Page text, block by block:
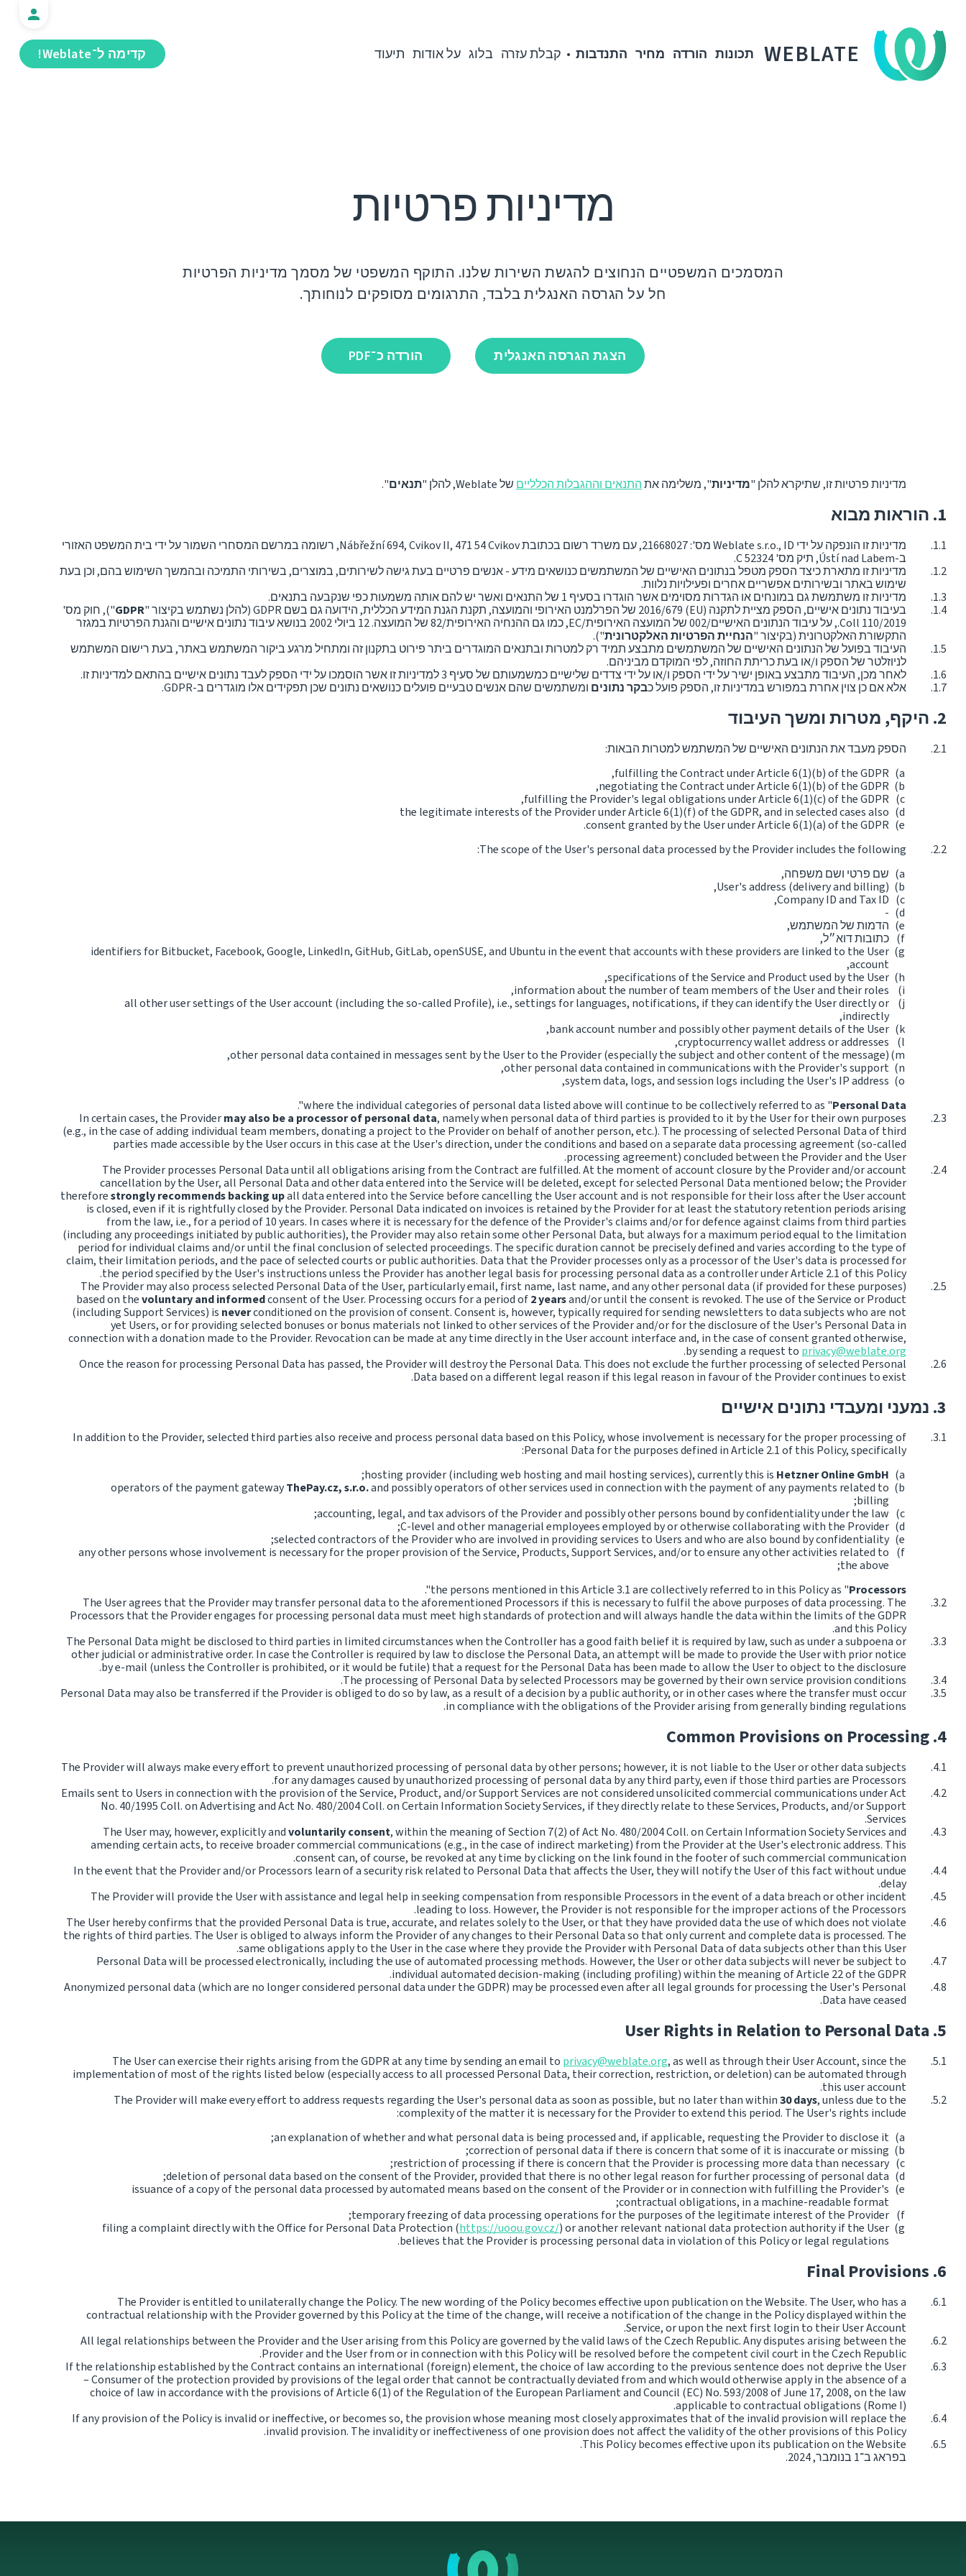
WEBLATE קדימה ל־Weblate! תכונות הורדה מחיר התנדבות קבלת עזרה בלוג על אודות תיעוד
מדיניות פרטיות
המסמכים המשפטיים הנחוצים להגשת השירות שלנו. התוקף המשפטי של מסמך מדיניות הפרטיות
חל על הגרסה האנגלית בלבד, התרגומים מסופקים לנוחותך.
הצגת הגרסה האנגלית הורדה כ־PDF
מדיניות פרטיות זו, שתיקרא להלן "מדיניות", משלימה אתהתנאים וההגבלות הכלליים של Weblate, להלן " תנאים".
הוראות מבוא
מדיניות זו הונפקה על ידי Weblate s.r.o., ID מס': 21668027, עם משרד רשום בכתובת Nábřežní 694, Cvikov II, 471 54 Cvikov, רשומה במרשם המסחרי השמור על ידי בית המשפט האזורי
ב-Ústí nad Labem, תיק מס' C 52324.
מדיניות זו מתארת כיצד הספק מטפל בנתונים האישיים של המשתמשים כנושאים מידע - אנשים פרטיים בעת גישה לשירותים, במוצרים, בשירותי התמיכה ובהמשך השימוש בהם, וכן בעת
שימוש באתר ובשירותים אפשריים אחרים ופעילויות נלוות.
מדיניות זו משתמשת גם במונחים או הגדרות מסוימים אשר הוגדרו בסעיף 1 של התנאים ואשר יש להם אותה משמעות כפי שנקבעה בתנאים.
בעיבוד נתונים אישיים, הספק מציית לתקנה (EU) 2016/679 של הפרלמנט האירופי והמועצה, תקנת הגנת המידע הכללית, הידועה גם בשם GDPR (להלן נשתמש בקיצור "
GDPR"), חוק מס'
110/2019 Coll., על עיבוד הנתונים האישיים/002 של המועצה האירופית/EC, כמו גם ההנחיה האירופית/82 של המועצה. 12 ביולי 2002 בנושא עיבוד נתונים אישיים והגנת הפרטיות במגזר
התקשורת האלקטרונית (בקיצור "הנחיית הפרטיות האלקטרונית").
העיבוד בפועל של הנתונים האישיים של המשתמשים מתבצע תמיד רק למטרות ובתנאים המוגדרים ביתר פירוט בתקנון זה ומתחיל מרגע ביקור המשתמש באתר, בעת רישום המשתמש
לניוזלטר של הספק ו/או בעת כריתת החוזה, לפי המוקדם מביניהם.
לאחר מכן, העיבוד מתבצע באופן ישיר על ידי הספק ו/או על ידי צדדים שלישיים כמשמעותם של סעיף 3 למדיניות זו אשר הוסמכו על ידי הספק לעבד נתונים אישיים בהתאם למדיניות זו.
אלא אם כן צוין אחרת במפורש במדיניות זו, הספק פועל כבקר נתונים ומשתמשים שהם אנשים טבעיים פועלים כנושאים נתונים שכן תפקידים אלו מוגדרים ב-GDPR.
היקף, מטרות ומשך העיבוד
הספק מעבד את הנתונים האישיים של המשתמש למטרות הבאות:
fulfilling the Contract under Article 6(1)(b) of the GDPR,
negotiating the Contract under Article 6(1)(b) of the GDPR,
fulfilling the Provider's legal obligations under Article 6(1)(c) of the GDPR,
the legitimate interests of the Provider under Article 6(1)(f) of the GDPR, and in selected cases also
consent granted by the User under Article 6(1)(a) of the GDPR.
The scope of the User's personal data processed by the Provider includes the following:
שם פרטי ושם משפחה,
User's address (delivery and billing),
Company ID and Tax ID,
‐
הדמות של המשתמש,
כתובות דוא״ל,
identifiers for Bitbucket, Facebook, Google, LinkedIn, GitHub, GitLab, openSUSE, and Ubuntu in the event that accounts with these providers are linked to the User
account,
specifications of the Service and Product used by the User,
information about the number of team members of the User and their roles,
all other user settings of the User account (including the so-called Profile), i.e., settings for languages, notifications, if they can identify the User directly or
indirectly,
bank account number and possibly other payment details of the User,
cryptocurrency wallet address or addresses,
other personal data contained in messages sent by the User to the Provider (especially the subject and other content of the message),
other personal data contained in communications with the Provider's support,
system data, logs, and session logs including the User's IP address,
where the individual categories of personal data listed above will continue to be collectively referred to as "Personal Data
".
In certain cases, the Providermay also be a processor of personal data, namely when personal data of third parties is provided to it by the User for their own purposes
(e.g., in the case of adding individual team members, donating a project to the Provider on behalf of another person, etc.). The processing of selected Personal Data of third
parties made accessible by the User occurs in this case at the User's direction, under the conditions and based on a separate data processing agreement (so-called
processing agreement) concluded between the Provider and the User.
The Provider processes Personal Data until all obligations arising from the Contract are fulfilled. At the moment of account closure by the Provider and/or account
cancellation by the User, all Personal Data and other data entered into the Service will be deleted, except for selected Personal Data mentioned below; the Provider
thereforestrongly recommends backing upall data entered into the Service before cancelling the User account and is not responsible for their loss after the User account
is closed, even if it is rightfully closed by the Provider. Personal Data indicated on invoices is retained by the Provider for at least the statutory retention periods arising
from the law, i.e., for a period of 10 years. In cases where it is necessary for the defence of the Provider's claims and/or for defence against claims from third parties
(including any proceedings initiated by public authorities), the Provider may also retain some other Personal Data, but always for a maximum period equal to the limitation
period for individual claims and/or until the final conclusion of selected proceedings. The specific duration cannot be precisely defined and varies according to the type of
claim, their limitation periods, and the pace of selected courts or public authorities. Data that the Provider processes only as a processor of the User's data is processed for
the period specified by the User's instructions unless the Provider has another legal basis for processing personal data as a controller under Article 2.1 of this Policy.
The Provider may also process selected Personal Data of the User, particularly email, first name, last name, and any other personal data (if provided for these purposes)
based on thevoluntary and informedconsent of the User. Processing occurs for a period of2 yearsand/or until the consent is revoked. The use of the Service or Product
(including Support Services) is neverconditioned on the provision of consent. Consent is, however, typically required for sending newsletters to data subjects who are not
yet Users, or for providing selected bonuses or bonus materials not linked to other services of the Provider and/or for the disclosure of the User's Personal Data in
connection with a donation made to the Provider. Revocation can be made at any time directly in the User account interface and, in the case of consent granted otherwise,
by sending a request to privacy@weblate.org
.
Once the reason for processing Personal Data has passed, the Provider will destroy the Personal Data. This does not exclude the further processing of selected Personal
Data based on a different legal reason if this legal reason in favour of the Provider continues to exist.
נמעני ומעבדי נתונים אישיים
In addition to the Provider, selected third parties also receive and process personal data based on this Policy, whose involvement is necessary for the proper processing of
Personal Data for the purposes defined in Article 2.1 of this Policy, specifically:
hosting provider (including web hosting and mail hosting services), currently this is Hetzner Online GmbH
;
operators of the payment gatewayThePay.cz, s.r.o.and possibly operators of other services used in connection with the payment of any payments related to
billing;
accounting, legal, and tax advisors of the Provider and possibly other persons bound by confidentiality under the law;
C-level and other managerial employees employed by or otherwise collaborating with the Provider;
selected contractors of the Provider who are involved in providing services to Users and who are also bound by confidentiality;
any other persons whose involvement is necessary for the proper provision of the Service, Products, Support Services, and/or to ensure any other activities related to
the above;
the persons mentioned in this Article 3.1 are collectively referred to in this Policy as "Processors
".
The User agrees that the Provider may transfer personal data to the aforementioned Processors if this is necessary to fulfil the above purposes of data processing. The
Processors that the Provider engages for processing personal data must meet high standards of protection and will always handle the data within the limits of the GDPR
and this Policy.
The Personal Data might be disclosed to third parties in limited circumstances when the Controller has a good faith belief it is required by law, such as under a subpoena or
other judicial or administrative order. In case the Controller is required by law to disclose the Personal Data, an attempt will be made to provide the User with prior notice
by e-mail (unless the Controller is prohibited, or it would be futile) that a request for the Personal Data has been made to allow the User to object to the disclosure.
The processing of Personal Data by selected Processors may be governed by their own service provision conditions.
Personal Data may also be transferred if the Provider is obliged to do so by law, as a result of a decision by a public authority, or in other cases where the transfer must occur
in compliance with the obligations of the Provider arising from generally binding regulations.
Common Provisions on Processing
The Provider will always make every effort to prevent unauthorized processing of personal data by other persons; however, it is not liable to the User or other data subjects
for any damages caused by unauthorized processing of personal data by any third party, even if those third parties are Processors.
Emails sent to Users in connection with the provision of the Service, Product, and/or Support Services are not considered unsolicited commercial communications under Act
No. 40/1995 Coll. on Advertising and Act No. 480/2004 Coll. on Certain Information Society Services, if they directly relate to these Services, Products, and/or Support
Services.
The User may, however, explicitly andvoluntarily consent, within the meaning of Section 7(2) of Act No. 480/2004 Coll. on Certain Information Society Services and
amending certain acts, to receive broader commercial communications (e.g., in the case of indirect marketing) from the Provider at the User's electronic address. This
consent can, of course, be revoked at any time by clicking on the link found in the footer of such commercial communication.
In the event that the Provider and/or Processors learn of a security risk related to Personal Data that affects the User, they will notify the User of this fact without undue
delay.
The Provider will provide the User with assistance and legal help in seeking compensation from responsible Processors in the event of a data breach or other incident
leading to loss. However, the Provider is not responsible for the improper actions of the Processors.
The User hereby confirms that the provided Personal Data is true, accurate, and relates solely to the User, or that they have provided data the use of which does not violate
the rights of third parties. The User is obliged to always inform the Provider of any changes to their Personal Data so that only current and complete data is processed. The
same obligations apply to the User in the case where they provide the Provider with Personal Data of data subjects other than this User.
Personal Data will be processed electronically, including the use of automated processing methods. However, the User or other data subjects will never be subject to
individual automated decision-making (including profiling) within the meaning of Article 22 of the GDPR.
Anonymized personal data (which are no longer considered personal data under the GDPR) may be processed even after all legal grounds for processing the User's Personal
Data have ceased.
User Rights in Relation to Personal Data
The User can exercise their rights arising from the GDPR at any time by sending an email to privacy@weblate.org, as well as through their User Account, since the
implementation of most of the rights listed below (especially access to all processed Personal Data, their correction, restriction, or deletion) can be automated through
this user account.
The Provider will make every effort to address requests regarding the User's personal data as soon as possible, but no later than within30 days, unless due to the
complexity of the matter it is necessary for the Provider to extend this period. The User's rights include:
an explanation of whether and what personal data is being processed and, if applicable, requesting the Provider to disclose it;
correction of personal data if there is concern that some of it is inaccurate or missing;
restriction of processing if there is concern that the Provider is processing more data than necessary;
deletion of personal data based on the consent of the Provider, provided that there is no other legal reason for further processing of personal data;
issuance of a copy of the personal data processed by automated means based on the consent of the Provider or in connection with fulfilling the Provider's
contractual obligations, in a machine-readable format;
temporary freezing of data processing operations for the purposes of the legitimate interest of the Provider;
filing a complaint directly with the Office for Personal Data Protection (https://uoou.gov.cz/) or another relevant national data protection authority if the User
believes that the Provider is processing personal data in violation of this Policy or legal regulations.
Final Provisions
The Provider is entitled to unilaterally change the Policy. The new wording of the Policy becomes effective upon publication on the Website. The User, who has a
contractual relationship with the Provider governed by this Policy at the time of the change, will receive a notification of the change in the Policy displayed within the
Service, or upon the next first login to their User Account.
All legal relationships between the Provider and the User arising from this Policy are governed by the valid laws of the Czech Republic. Any disputes arising between the
Provider and the User from or in connection with this Policy will be resolved before the competent civil court in the Czech Republic.
If the relationship established by the Contract contains an international (foreign) element, the choice of law according to the previous sentence does not deprive the User
– Consumer of the protection provided by provisions of the legal order that cannot be contractually deviated from and which would otherwise apply in the absence of a
choice of law in accordance with the provisions of Article 6(1) of the Regulation of the European Parliament and Council (EC) No. 593/2008 of June 17, 2008, on the law
applicable to contractual obligations (Rome I).
If any provision of the Policy is invalid or ineffective, or becomes so, the provision whose meaning most closely approximates that of the invalid provision will replace the
invalid provision. The invalidity or ineffectiveness of one provision does not affect the validity of the other provisions of this Policy.
This Policy becomes effective upon its publication on the Website.
בפראג ב־1 בנומבר, 2024.